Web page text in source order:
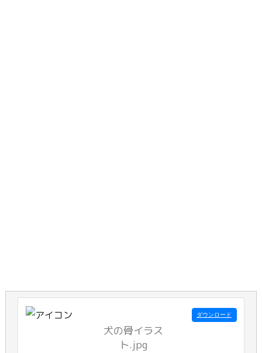
犬の骨イラス
ト.jpg
ダウンロード